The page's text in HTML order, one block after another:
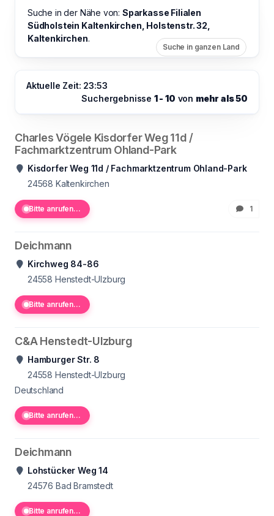
Suche in der Nähe von: Sparkasse Filialen
Südholstein Kaltenkirchen, Holstenstr. 32,
Kaltenkirchen.
Suche in ganzen Land
Aktuelle Zeit: 23:53
Suchergebnisse 1 - 10 von mehr als 50
Charles Vögele Kisdorfer Weg 11d /
Fachmarktzentrum Ohland-Park
Kisdorfer Weg 11d / Fachmarktzentrum Ohland-Park
24568 Kaltenkirchen
Bitte anrufen... 1
Deichmann
Kirchweg 84-86
24558 Henstedt-Ulzburg
Bitte anrufen...
C&A Henstedt-Ulzburg
Hamburger Str. 8
24558 Henstedt-Ulzburg
Deutschland
Bitte anrufen...
Deichmann
Lohstücker Weg 14
24576 Bad Bramstedt
Bitte anrufen...